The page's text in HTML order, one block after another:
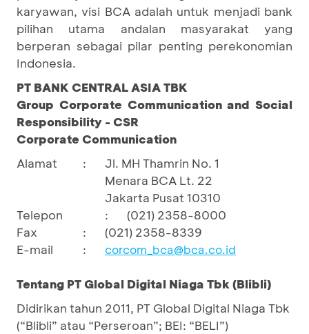
karyawan, visi BCA adalah untuk menjadi bank
pilihan utama andalan masyarakat yang
berperan sebagai pilar penting perekonomian
Indonesia.
PT BANK CENTRAL ASIA TBK
Group Corporate Communication and Social
Responsibility - CSR
Corporate Communication
Alamat
:
Jl. MH Thamrin No. 1
Menara BCA Lt. 22
Jakarta Pusat 10310
Telepon
:
(021) 2358-8000
Fax
:
(021) 2358-8339
E-mail
: corcom_bca@bca.co.id
Tentang PT Global Digital Niaga Tbk (Blibli)
Didirikan tahun 2011, PT Global Digital Niaga Tbk
(“Blibli” atau “Perseroan”; BEI: “BELI”)